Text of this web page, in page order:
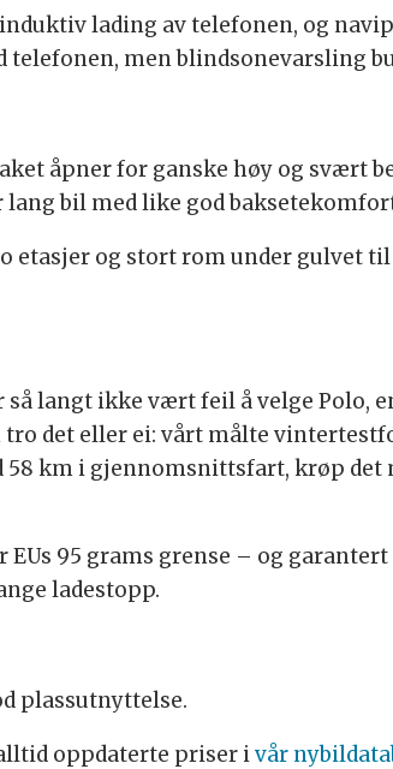
lading av telefonen, og
men blindsonevarsling
åpner for ganske høy og svært
bil med like god
etasjer og stort rom under gulvet
langt ikke vært feil å velge Polo,
det eller ei: vårt målte
58 km i gjennomsnittsfart, krøp
95 grams grense – og garantert
ladestopp.
plassutnyttelse.
oppdaterte priser ivår